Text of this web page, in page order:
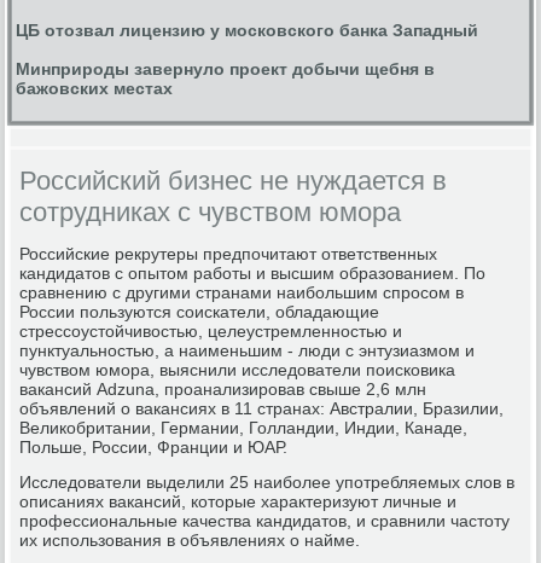
ЦБ отозвал лицензию у московского банка Западный
Минприроды завернуло проект добычи щебня в
бажовских местах
Российский бизнес не нуждается в
сотрудниках с чувством юмора
Российские рекрутеры пред­почитают ответственных
кандидатов с опытом работы и высшим образованием. По
сравнению с другими странами наибольшим спросом в
России пользуются соискатели, обладающие
стрессоустойчивостью, целеустремленностью и
пунктуальностью, а наименьшим - люди с энтузиазмом и
чувством юмора, выяснили исследователи поисковика
вакансий Adzuna, проанализировав свыше 2,6 млн
объявлений о вакансиях в 11 странах: Австралии, Бразилии,
Великобритании, Германии, Голландии, Индии, Канаде,
Польше, России, Франции и ЮАР.
Исследователи выделили 25 наиболее употребляемых слов в
описаниях вакансий, которые характеризуют личные и
профессиональные качества кандидатов, и сравнили частоту
их использования в объявлениях о найме.